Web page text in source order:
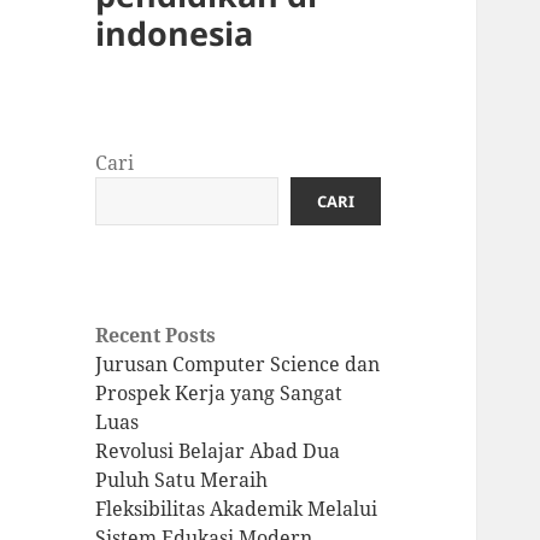
indonesia
Cari
CARI
Recent Posts
Jurusan Computer Science dan
Prospek Kerja yang Sangat
Luas
Revolusi Belajar Abad Dua
Puluh Satu Meraih
Fleksibilitas Akademik Melalui